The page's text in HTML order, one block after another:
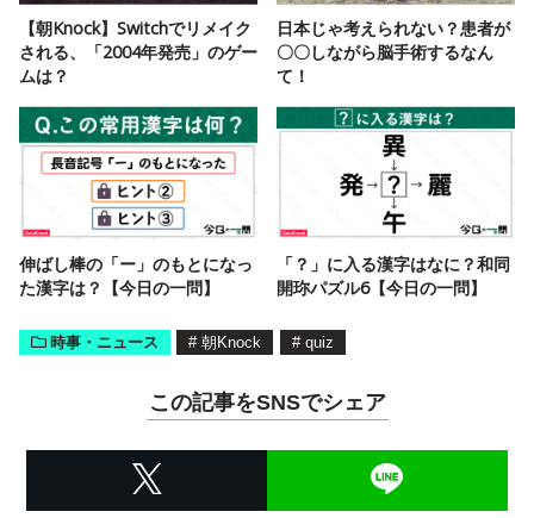
【朝Knock】Switchでリメイク
される、「2004年発売」のゲー
ムは？
日本じゃ考えられない？患者が
〇〇しながら脳手術するなん
て！
伸ばし棒の「ー」のもとになっ
た漢字は？【今日の一問】
「？」に入る漢字はなに？和同
開珎パズル6【今日の一問】
時事・ニュース # 朝Knock # quiz
この記事をSNSでシェア